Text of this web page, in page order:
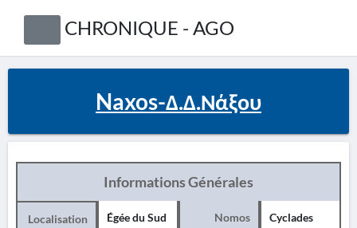
CHRONIQUE - AGO
Naxos-Δ.Δ.Νάξου
Informations Générales
Localisation Égée du Sud Nomos Cyclades